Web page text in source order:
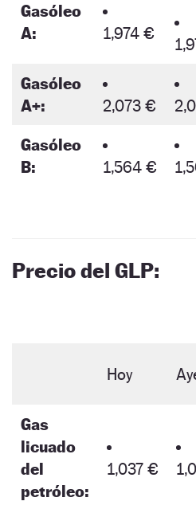
Gasóleo
A:
1,974 €
Gasóleo
A+:
2,073 €
Gasóleo
B:
1,564 €
Precio del GLP:
Hoy
Gas
licuado
del
petróleo:
1,037 €